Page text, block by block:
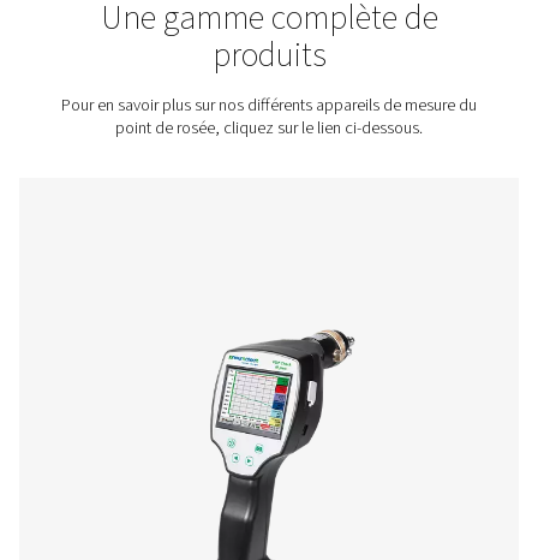
des performances opérationnelles optimales.
Contactez-nous pour obtenir un devis !
Une gamme complète
produits
Pour en savoir plus sur nos différents appareils de
point de rosée, cliquez sur le lien ci-dessous.